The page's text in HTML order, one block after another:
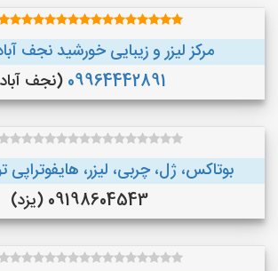
مرکز لیزر و زیبایی خورشید نجف
09964442891 (نجف‌
بوتاکس، ژل، چربی، لیزر،
09198604543 (یزد)